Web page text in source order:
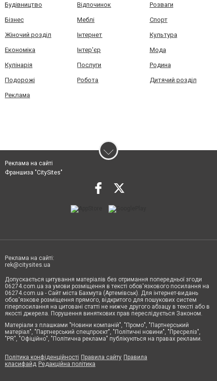
Будівництво Відпочинок Розваги
Бізнес Меблі Спорт
Жіночий розділ Інтернет Культура
Економіка Інтер'єр Мода
Кулінарія Послуги Родина
Подорожі Робота Дитячий розділ
Реклама
Реклама на сайті
Франшиза "CitySites"
Реклама на сайті:
rek@citysites.ua
Допускається цитування матеріалів без отримання попередньої згоди
06274.com.ua за умови розміщення в тексті обов'язкового посилання на
06274.com.ua - Сайт міста Бахмута (Артемівськ). Для інтернет-видань
обов'язкове розміщення прямого, відкритого для пошукових систем
гіперпосилання на цитовані статті не нижче другого абзацу в тексті або в
якості джерела. Порушення виняткових прав переслідується Законом.
Матеріали з плашками "Новини компаній", "Промо", "Партнерський
матеріал", "Партнерський спецпроєкт", "Політичні новини", "Пресреліз",
"PR", "Офіційно", "Політична реклама" публікуються на правах реклами.
Політика конфіденційності Правила сайту Правила
класифайд Редакційна політика